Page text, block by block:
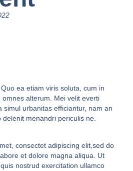
ea etiam viris soluta, cum in
alterum. Mei velit everti
simul urbanitas efficiantur, nam an
menandri periculis ne.
consectet adipiscing elit,sed do
et dolore magna aliqua. Ut
nostrud exercitation ullamco